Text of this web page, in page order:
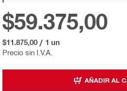
Precio sin I.V.A.
$59.375,00
$11.875,00 / 1 un
AÑADIR AL